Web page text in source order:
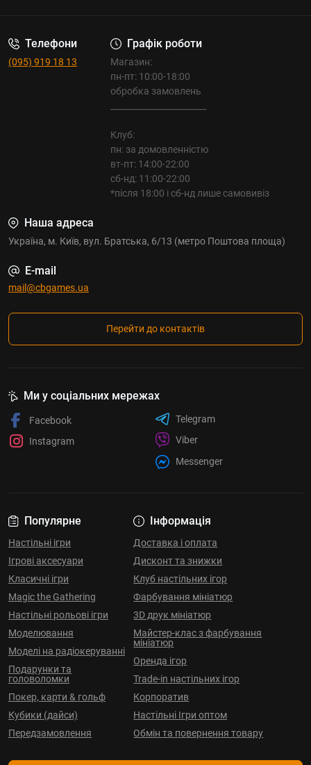
Телефони
(095) 919 18 13
Графік роботи
Магазин:
пн-пт: 10:00-18:00
обробка замовлень
Клуб:
пн: за домовленністю
вт-пт: 14:00-22:00
сб-нд: 11:00-22:00
*після 18:00 і сб-нд лише самовивіз
Наша адреса
Україна, м. Київ, вул. Братська, 6/13 (метро Поштова площа)
E-mail
mail@cbgames.ua
Перейти до контактів
Популярне
Настільні ігри
Ігрові аксесуари
Класичні ігри
Magic the Gathering
Настільні рольові ігри
Моделювання
Моделі на радіокеруванні
Подарунки та
головоломки
Покер, карти & гольф
Кубики (дайси)
Передзамовлення
Інформація
Доставка і оплата
Дисконт та знижки
Клуб настільних ігор
Фарбування мініатюр
3D друк мініатюр
Майстер-клас з фарбування
мініатюр
Оренда ігор
Trade-in настільних ігор
Корпоратив
Настільні Ігри оптом
Обмін та повернення товару
Ми у соціальних мережах
Facebook
Instagram
Telegram
Viber
Messenger